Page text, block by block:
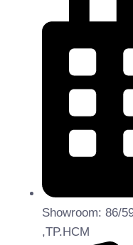
Showroom: 86/
,TP.HCM